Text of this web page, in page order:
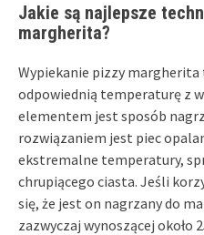
Jakie są najlepsze
margherita?
Wypiekanie pizzy margherita
odpowiednią temperaturę z
elementem jest sposób
rozwiązaniem jest piec
ekstremalne temperatury,
chrupiącego ciasta. Jeśli
się, że jest on nagrzany do
zazwyczaj wynoszącej około